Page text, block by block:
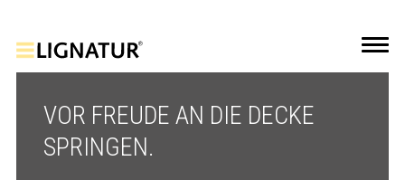
VOR FREUDE AN DIE DECKE
SPRINGEN.